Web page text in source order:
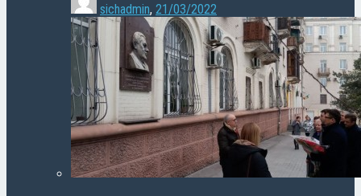
sichadmin, 21/03/2022